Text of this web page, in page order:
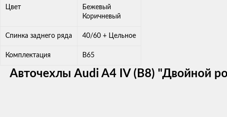
Цвет
Бежевый
Коричневый
Спинка заднего ряда 40/60 + Цельное
Комплектация B65
Авточехлы Audi A4 IV (B8) "Двойной